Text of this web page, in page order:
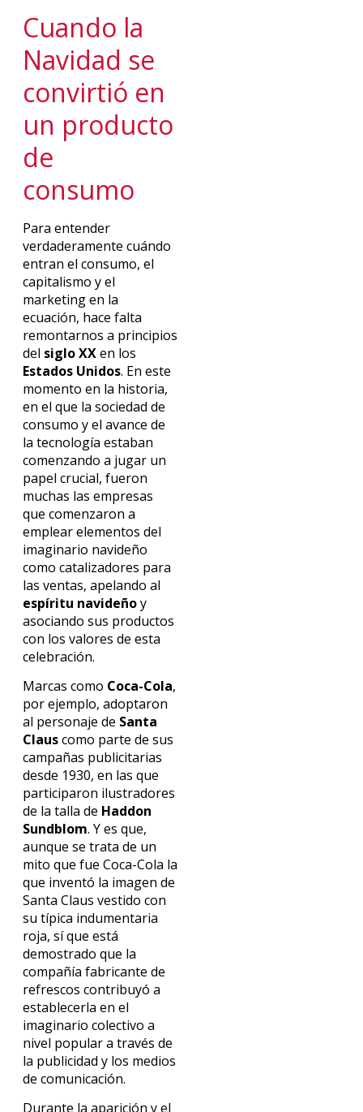
Cuando la
Navidad se
convirtió en
un producto
de
consumo
Para entender
verdaderamente cuándo
entran el consumo, el
capitalismo y el
marketing en la
ecuación, hace falta
remontarnos a principios
del siglo XXen los
Estados Unidos. En este
momento en la historia,
en el que la sociedad de
consumo y el avance de
la tecnología estaban
comenzando a jugar un
papel crucial, fueron
muchas las empresas
que comenzaron a
emplear elementos del
imaginario navideño
como catalizadores para
las ventas, apelando al
espíritu navideñoy
asociando sus productos
con los valores de esta
celebración.
Marcas como Coca-Cola,
por ejemplo, adoptaron
al personaje de Santa
Clauscomo parte de sus
campañas publicitarias
desde 1930, en las que
participaron ilustradores
de la talla de Haddon
Sundblom. Y es que,
aunque se trata de un
mito que fue Coca-Cola la
que inventó la imagen de
Santa Claus vestido con
su típica indumentaria
roja, sí que está
demostrado que la
compañía fabricante de
refrescos contribuyó a
establecerla en el
imaginario colectivo a
nivel popular a través de
la publicidad y los medios
de comunicación.
Durante la aparición y el